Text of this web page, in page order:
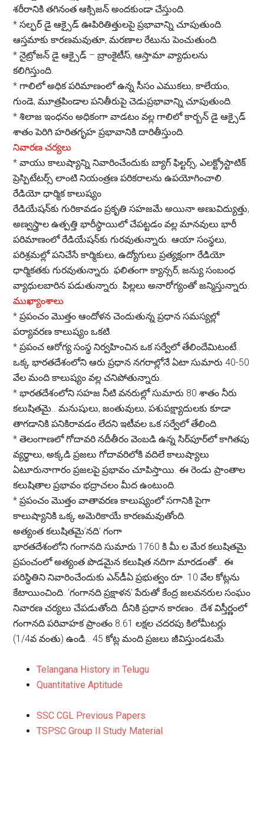
శరీరానికి తగినంత ఆక్సిజన్ అందకుండా చేస్తుంది.
* సల్ఫర్ డై ఆక్సైడ్ ఊపిరితిత్తులపై ప్రభావాన్ని చూపుతుంది.
ఆస్తమాకు కారణమవుతూ, మరణాల రేటును పెంచుతుంది.
* నైట్రోజన్ డై ఆక్సైడ్ – బ్రాంకైటీస్, ఆస్తామా వ్యాధులను
కలిగిస్తుంది.
* గాలిలో అధిక పరిమాణంలో ఉన్న సీసం ఎముకలు, కాలేయం,
గుండె, మూత్రపిండాల పనితీరుపై చెడుప్రభావాన్ని చూపుతుంది.
* శిలాజ ఇంధనం అధికంగా వాడటం వల్ల గాలిలో కార్బన్ డై ఆక్సైడ్
శాతం పెరిగి హరితగృహ ప్రభావానికి దారితీస్తుంది.
నివారణ చర్యలు
* వాయు కాలుష్యాన్ని నివారించేందుకు బ్యాగ్ ఫిల్టర్స్, ఎలక్ట్రోస్టాటిక్
ప్రెస్పిటేటర్స్ లాంటి నియంత్రణ పరికరాలను ఉపయోగించాలి.
రేడియో ధార్మిక కాలుష్యం
రేడియేషన్‌కు గురికావడం ప్రకృతి సహజమే అయినా అణువిద్యుత్తు,
అణ్వస్త్రాల ఉత్పత్తి భారీస్థాయిలో చేపట్టడం వల్ల మానవులు భారీ
పరిమాణంలో రేడియేషన్‌కు గురవుతున్నారు. ఆయా సంస్థలు,
పరిశ్రమల్లో పనిచేసే కార్మికులు, ఉద్యోగులు ప్రత్యక్షంగా రేడియో
ధార్మికతకు గురవుతున్నారు. ఫలితంగా క్యాన్సర్, జన్యు సంబంధ
వ్యాధులబారిన పడుతున్నారు. పిల్లలు అనారోగ్యంతో జన్మిస్తున్నారు.
ముఖ్యాంశాలు
* ప్రపంచం మొత్తం ఆందోళన చెందుతున్న ప్రధాన సమస్యల్లో
పర్యావరణ కాలుష్యం ఒకటి.
* ప్రపంచ ఆరోగ్య సంస్థ నిర్వహించిన ఒక సర్వేలో తేలిందేమిటంటే..
ఒక్క భారతదేశంలోని ఆరు ప్రధాన నగరాల్లోనే ఏటా సుమారు 40-50
వేల మంది కాలుష్యం వల్ల చనిపోతున్నారు.
* భారతదేశంలోని సహజ నీటి వనరుల్లో సుమారు 80 శాతం నీరు
కలుషితమై.. మనుషులు, జంతువులు, పశుపక్ష్యాదులకు కూడా
తాగడానికి పనికిరావడం లేదని ఇటీవల ఒక సర్వేలో తేలింది.
* తెలంగాణలో గోదావరి నదీతీరం వెంబడి ఉన్న సిర్‌పూర్‌లో కాగితపు
వ్యర్థాలు, అక్కడి ప్రజలు గోదావరిలోకి వదిలే కాలుష్యాలు
ఏటూరునాగారం ప్రజలపై ప్రభావం చూపిస్తాయి. ఈ రెండు ప్రాంతాల
కలుషితాల ప్రభావం భద్రాచలం మీద ఉంటుంది.
* ప్రపంచం మొత్తం వాతావరణ కాలుష్యంలో సగానికి పైగా
కాలుష్యానికి ఒక్క అమెరికాయే కారణమవుతోంది.
అత్యంత కలుషితమై’నది’ గంగా
భారతదేశంలోని గంగానది సుమారు 1760 కి.మీ.ల మేర కలుషితమై
ప్రపంచంలో అత్యంత పొడమైన కలుషిత నదిగా మారడంతో.. ఈ
పరిస్థితిని నివారించేందుకు ఎన్‌డీఏ ప్రభుత్వం రూ. 10 వేల కోట్లను
కేటాయించింది. ‘గంగానది ప్రక్షాళన’ పేరుతో కేంద్ర జలవనరుల సంఘం
నివారణ చర్యలు చేపడుతోంది. దీనికి ప్రధాన కారణం.. దేశ విస్తీర్ణంలో
గంగానది పరివాహక ప్రాంతం 8.61 లక్షల చదరపు కిలోమీటర్లు
(1/4వ వంతు) ఉండి.. 45 కోట్ల మంది ప్రజలు జీవిస్తుండటమే.
Telangana History in Telugu
Quantitative Aptitude
SSC CGL Previous Papers
TSPSC Group II Study Material